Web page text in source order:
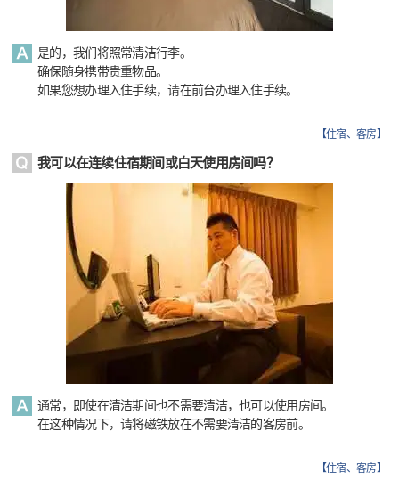
是的，我们将照常清洁行李。
确保随身携带贵重物品。
如果您想办理入住手续，请在前台办理入住手续。
【住宿、客房】
我可以在连续住宿期间或白天使用房间吗？
通常，即使在清洁期间也不需要清洁，也可以使用房间。
在这种情况下，请将磁铁放在不需要清洁的客房前。
【住宿、客房】